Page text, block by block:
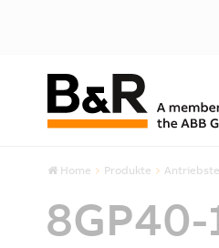
Home Produkte